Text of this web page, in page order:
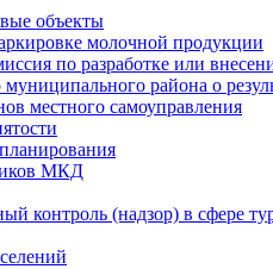
объекты
молочной продукции
по разработке или
района о
местного самоуправления
МКД
контроль (надзор) в сфере